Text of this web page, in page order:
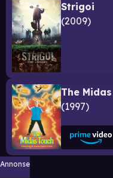
Strigoi
2009
The
1997
Annonse